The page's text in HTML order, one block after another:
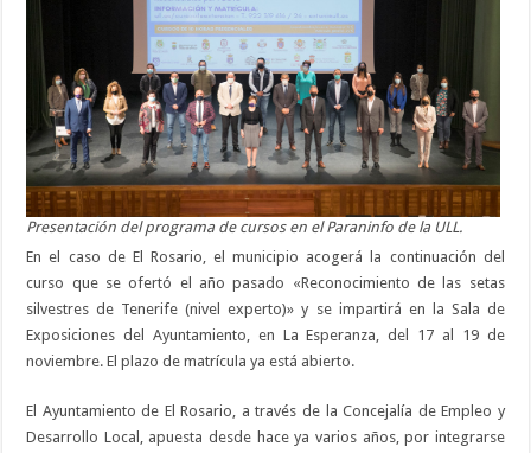
Presentación del programa de cursos en el Paraninfo de la ULL.
En el caso de El Rosario, el municipio acogerá la continuación del
curso que se ofertó el año pasado «Reconocimiento de las setas
silvestres de Tenerife (nivel experto)» y se impartirá en la Sala de
Exposiciones del Ayuntamiento, en La Esperanza, del 17 al 19 de
noviembre. El plazo de matrícula ya está abierto.
El Ayuntamiento de El Rosario, a través de la Concejalía de Empleo y
Desarrollo Local, apuesta desde hace ya varios años, por integrarse